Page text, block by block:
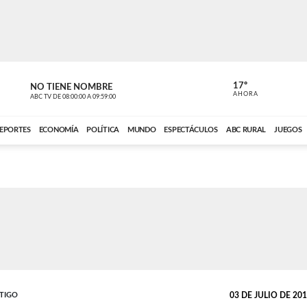
NO TIENE NOMBRE
ABC TV DE 08:00:00 A 09:59:00 ABC CARDINAL
17º
AHORA
ECONOMÍA POLÍTICA MUNDO ESPECTÁCULOS ABC RURAL JUEGOS
03 DE JULIO DE